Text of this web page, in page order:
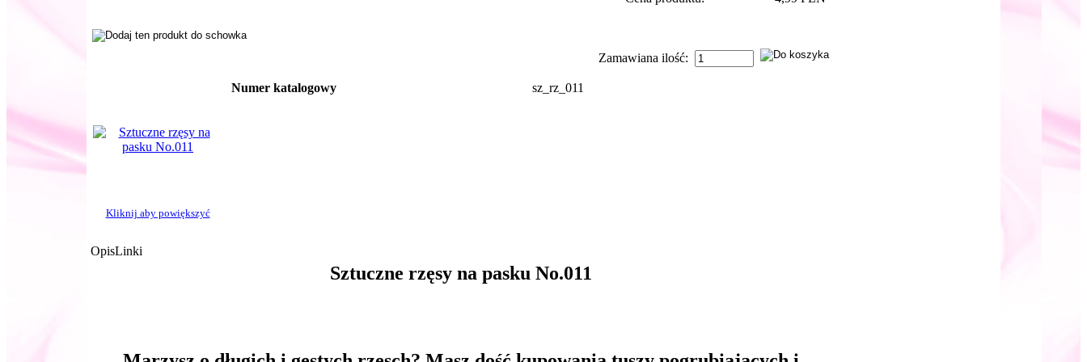
Zamawiana ilość:
Kliknij aby powiększyć
Numer katalogowy sz_rz_011
OpisLinki
Sztuczne rzęsy na pasku No.011